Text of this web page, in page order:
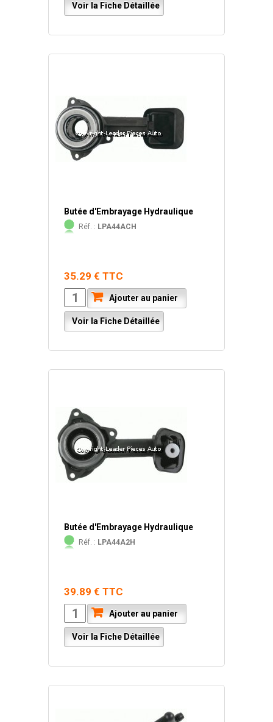
Voir la Fiche Détaillée
Butée d'Embrayage Hydraulique
Réf. : LPA44ACH
35.29 € TTC
Ajouter au panier
Voir la Fiche Détaillée
Butée d'Embrayage Hydraulique
Réf. : LPA44A2H
39.89 € TTC
Ajouter au panier
Voir la Fiche Détaillée